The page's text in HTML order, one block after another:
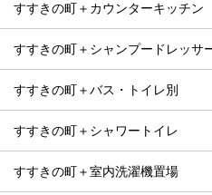
すすきの町＋カウンターキッチン
すすきの町＋シャンプードレッサ
すすきの町＋バス・トイレ別
すすきの町＋シャワートイレ
すすきの町＋室内洗濯機置場